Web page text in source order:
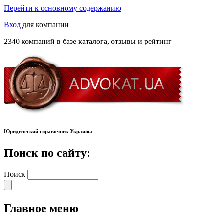
Перейти к основному содержанию
Вход для компании
2340 компаний в базе каталога, отзывы и рейтинг
Юридический справочник Украины
Поиск по сайту:
Поиск
Главное меню